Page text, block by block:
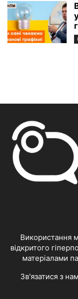
Використання
відкритого
матеріалами
Зв'язатися з